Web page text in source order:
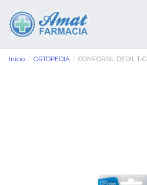
Inicio ORTOPEDIA COMFORSIL DEDIL T-G